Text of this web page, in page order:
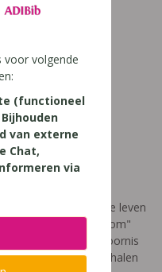
hoe het is om te leven
titel: "Ik heet niet dom"
van een leerstoornis
de klas. Je hoort verhalen
voor volgende
(functioneel
van externe
Chat,
via